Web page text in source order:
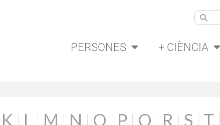
PERSONES + CIÈNCIA
K L M N O P Q R S T